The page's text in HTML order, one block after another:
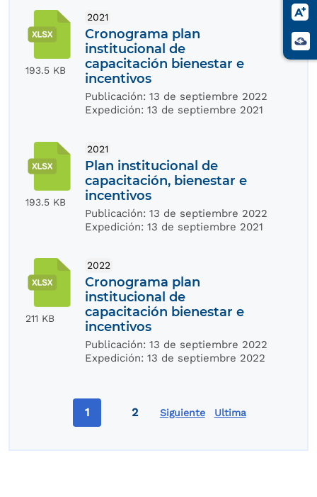
193.5 KB
2021
Cronograma plan
institucional de
capacitación bienestar e
incentivos
Publicación:13 de septiembre 2022
Expedición:13 de septiembre 2021
193.5 KB
2021
Plan institucional de
capacitación, bienestar e
incentivos
Publicación:13 de septiembre 2022
Expedición:13 de septiembre 2021
211 KB
2022
Cronograma plan
institucional de
capacitación bienestar e
incentivos
Publicación:13 de septiembre 2022
Expedición:13 de septiembre 2022
Página actual
1
Page
2 Siguiente
Última página
Ultima